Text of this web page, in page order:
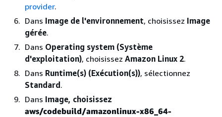
provider.
Dans Image de l'environnement, choisissez Image
gérée.
Dans Operating system (Système
d'exploitation), choisissez Amazon Linux 2.
Dans Runtime(s) (Exécution(s)), sélectionnez
Standard.
Dans Image, choisissez
aws/codebuild/amazonlinux-x86_64-